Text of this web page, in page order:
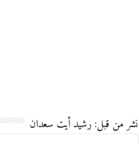
نشر من قبل: رشيد أيت سعدان